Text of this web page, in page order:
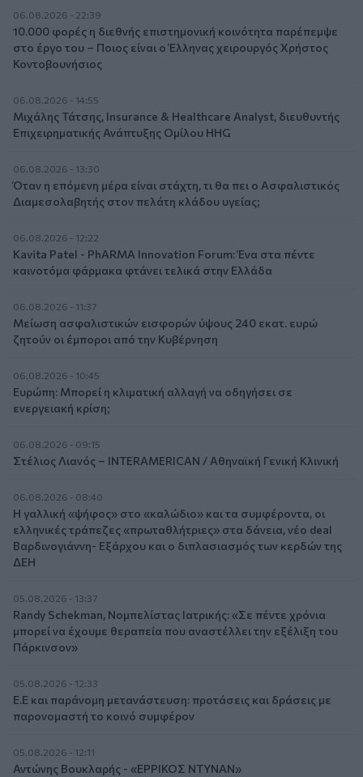
06.08.2026 - 22:39
10.000 φορές η διεθνής επιστημονική κοινότητα παρέπεμψε
στο έργο του – Ποιος είναι ο Έλληνας χειρουργός Χρήστος
Κοντοβουνήσιος
06.08.2026 - 14:55
Μιχάλης Τάτσης, Insurance & Healthcare Analyst, διευθυντής
Επιχειρηματικής Ανάπτυξης Ομίλου HHG
06.08.2026 - 13:30
Όταν η επόμενη μέρα είναι στάχτη, τι θα πει ο Ασφαλιστικός
Διαμεσολαβητής στον πελάτη κλάδου υγείας;
06.08.2026 - 12:22
Kavita Patel - PhARMA Innovation Forum: Ένα στα πέντε
καινοτόμα φάρμακα φτάνει τελικά στην Ελλάδα
06.08.2026 - 11:37
Μείωση ασφαλιστικών εισφορών ύψους 240 εκατ. ευρώ
ζητούν οι έμποροι από την Κυβέρνηση
06.08.2026 - 10:45
Ευρώπη: Μπορεί η κλιματική αλλαγή να οδηγήσει σε
ενεργειακή κρίση;
06.08.2026 - 09:15
Στέλιος Λιανός – INTERAMERICAN / Αθηναϊκή Γενική Κλινική
06.08.2026 - 08:40
Η γαλλική «ψήφος» στο «καλώδιο» και τα συμφέροντα, οι
ελληνικές τράπεζες «πρωταθλήτριες» στα δάνεια, νέο deal
Βαρδινογιάννη- Εξάρχου και ο διπλασιασμός των κερδών της
ΔΕΗ
05.08.2026 - 13:37
Randy Schekman, Νομπελίστας Ιατρικής: «Σε πέντε χρόνια
μπορεί να έχουμε θεραπεία που αναστέλλει την εξέλιξη του
Πάρκινσον»
05.08.2026 - 12:33
Ε.Ε και παράνομη μετανάστευση: προτάσεις και δράσεις με
παρονομαστή το κοινό συμφέρον
05.08.2026 - 12:11
Αντώνης Βουκλαρής - «ΕΡΡΙΚΟΣ ΝΤΥΝΑΝ»